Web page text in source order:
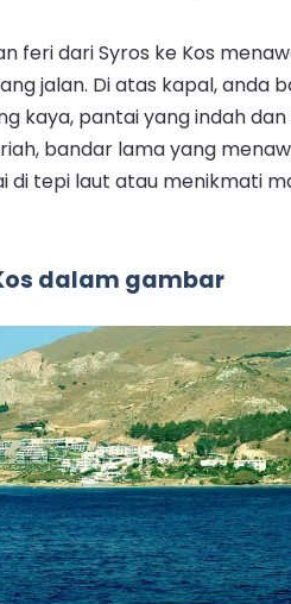
feri dari Syros ke Kos
jalan. Di atas kapal, anda
kaya, pantai yang indah
bandar lama yang
di tepi laut atau menikmati
dalam gambar